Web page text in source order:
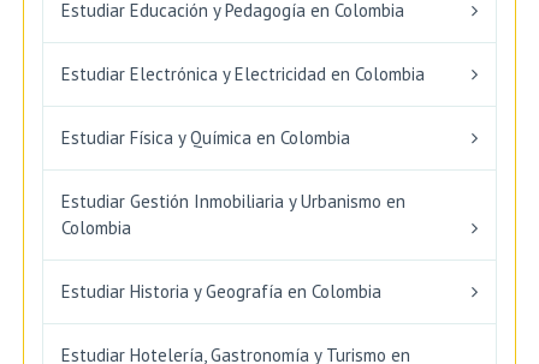
Estudiar Educación y Pedagogía en Colombia
Estudiar Electrónica y Electricidad en Colombia
Estudiar Física y Química en Colombia
Estudiar Gestión Inmobiliaria y Urbanismo en
Colombia
Estudiar Historia y Geografía en Colombia
Estudiar Hotelería, Gastronomía y Turismo en